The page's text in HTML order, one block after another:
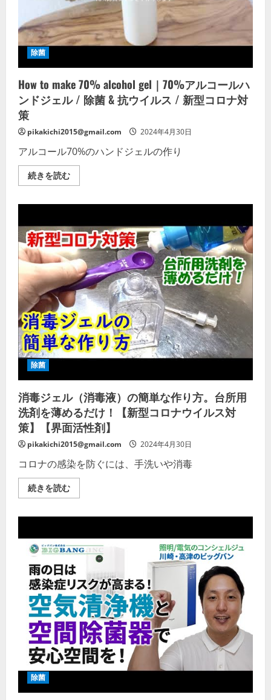
タ
ス
を
使
っ
た
毒
の
作
り
方
コ
ナ
ウ
ィ
ル
ス
策】
細
を
ご
覧
く
だ
さ
い
除菌
How to make 70% alcohol gel｜70%アルコールハ
ンドジェル / 除菌 & 抗ウイルス / 新型コロナ対
策
pikakichi2015@gmail.com 2024年4月30日
アルコール70%のハンドジェルの作り
続きを読むHow
to
｜
70%
ア
ル
コ
ー
ル
ハ
ン
ド
ジ
ェ
ル
/
除
菌
&
ウ
ル
ス
/
新
型
コ
ロ
対
策
の
詳
細
ご
だ
さ
い
除菌
消毒ジェル（消毒液）の簡単な作り方。台所用
洗剤を薄めるだけ！【新型コロナウイルス対
策】【界面活性剤】
pikakichi2015@gmail.com 2024年4月30日
コロナの感染を防ぐには、手洗いや消毒
続きを読む消
毒
毒
液）
の
簡
単
な
作
り
方。
台
所
用
洗
剤
を
薄
め
だ
除菌